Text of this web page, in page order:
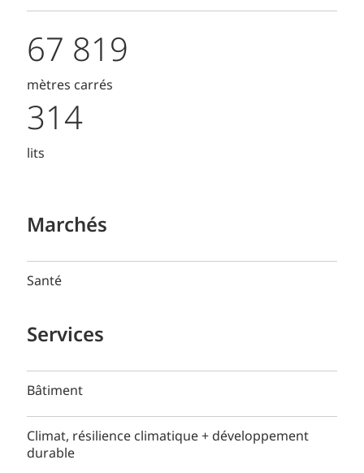
67 819
mètres carrés
314
lits
Marchés
Santé
Services
Bâtiment
Climat, résilience climatique + développement
durable